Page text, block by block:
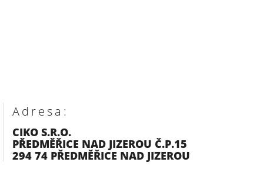
Adresa:
CIKO S.R.O.
PŘEDMĚŘICE NAD JIZEROU Č.P.15
294 74 PŘEDMĚŘICE NAD JIZEROU